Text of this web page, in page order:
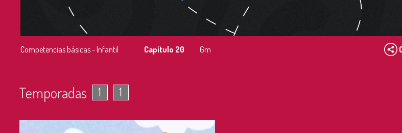
Competencias básicas - Infantil Capítulo 20 6m
Temporadas 1 1